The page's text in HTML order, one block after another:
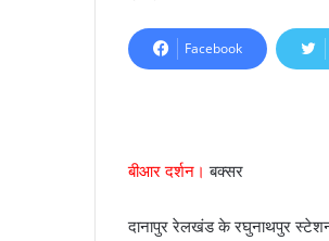
n
d
i
Facebook
बीआर दर्शन। बक्सर
दानापुर रेलखंड के रघुनाथपुर स्टेशन